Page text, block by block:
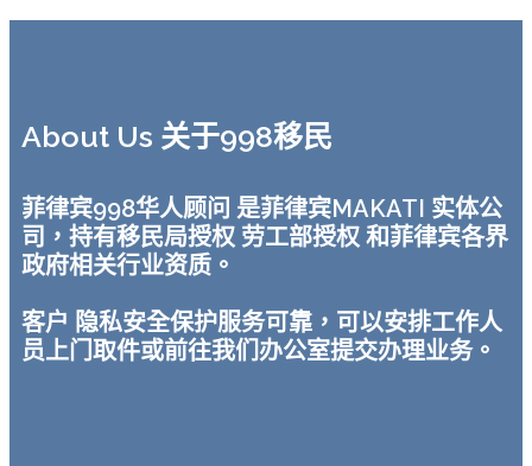
About Us 关于998移民
菲律宾998华人顾问 是菲律宾MAKATI 实体公
司，持有移民局授权 劳工部授权 和菲律宾各界
政府相关行业资质。
客户 隐私安全保护服务可靠，可以安排工作人
员上门取件或前往我们办公室提交办理业务。